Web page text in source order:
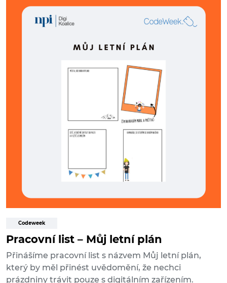
Codeweek
Pracovní list – Můj letní plán
Přinášíme pracovní list s názvem Můj letní plán,
který by měl přinést uvědomění, že nechci
prázdniny trávit pouze s digitálním zařízením.